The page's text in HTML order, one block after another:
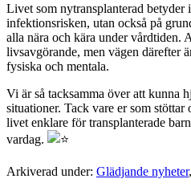
Livet som nytransplanterad betyder
infektionsrisken, utan också på
alla nära och kära under vårdtiden.
livsavgörande, men vägen därefter
fysiska och mentala.
Vi är så tacksamma över att kunna
situationer. Tack vare er som
livet enklare för transplanterade
vardag.
Arkiverad under: Glädjande nyheter,